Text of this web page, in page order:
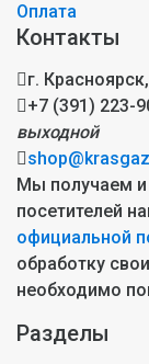
Оплата
Контакты
г. Красноярск,
+7 (391) 223-
выходной
Мы получаем
посетителей
официальной
обработку
необходимо
Разделы